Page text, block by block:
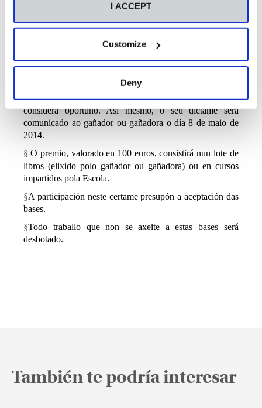
I ACCEPT
Customize
Deny
biblioteca da Escola de Maxisterio SanPabloCEU ata o
día 6 maio (inclusive) de 2014.
§O xurado estará composto por cinco membros do
CEU. Este xurado concederá un
único premio e poderá declarar deserto o certame se así o
considera oportuno. Así mesmo, o seudictameserá
comunicado ao gañador ou gañadora o día 8 de maio de
2014.
§ O premio, valorado en 100 euros, consistiránun lote de
libros (elixido polo gañador ou gañadora) ou en cursos
impartidospola Escola.
§A participación neste certame presupón a aceptación das
bases.
§Todo traballo que non se axeite a estas bases será
desbotado.
También te podría interesar